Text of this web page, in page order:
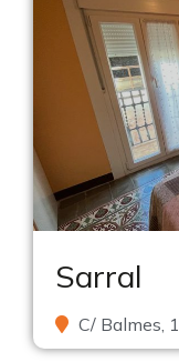
Sarral
C/ Balmes, 1